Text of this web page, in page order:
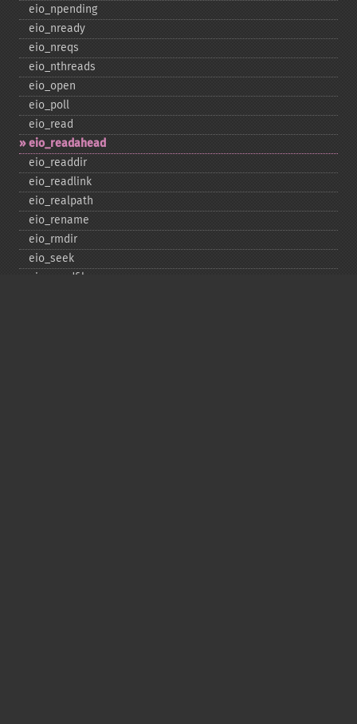
eio_​npending
eio_​nready
eio_​nreqs
eio_​nthreads
eio_​open
eio_​poll
eio_​read
eio_​readahead
eio_​readdir
eio_​readlink
eio_​realpath
eio_​rename
eio_​rmdir
eio_​seek
eio_​sendfile